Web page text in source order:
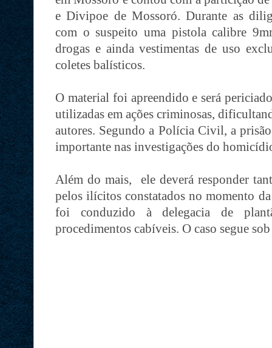
e Divipoe de Mossoró. Durante as
com o suspeito uma pistola calibre
drogas e ainda vestimentas de uso
coletes balísticos.
O material foi apreendido e será
utilizadas em ações criminosas,
autores. Segundo a Polícia Civil, a
importante nas investigações do
Além do mais, ele deverá responder
pelos ilícitos constatados no momento
foi conduzido à delegacia de
procedimentos cabíveis. O caso segue